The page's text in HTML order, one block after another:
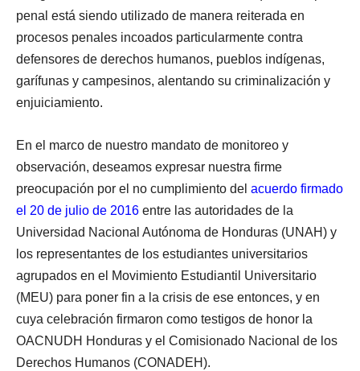
penal está siendo utilizado de manera reiterada en
procesos penales incoados particularmente contra
defensores de derechos humanos, pueblos indígenas,
garífunas y campesinos, alentando su criminalización y
enjuiciamiento.
En el marco de nuestro mandato de monitoreo y
observación, deseamos expresar nuestra firme
preocupación por el no cumplimiento del acuerdo firmado
el 20 de julio de 2016 entre las autoridades de la
Universidad Nacional Autónoma de Honduras (UNAH) y
los representantes de los estudiantes universitarios
agrupados en el Movimiento Estudiantil Universitario
(MEU) para poner fin a la crisis de ese entonces, y en
cuya celebración firmaron como testigos de honor la
OACNUDH Honduras y el Comisionado Nacional de los
Derechos Humanos (CONADEH).